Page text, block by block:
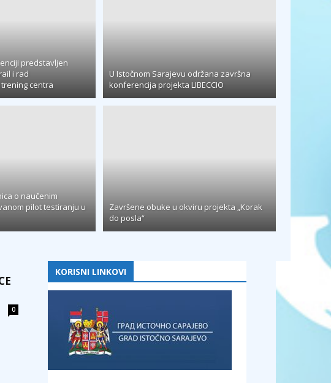
predstavljen
i rad
centra
U Istočnom Sarajevu održana završna
konferencija projekta LIBECCIO
o naučenim
pilot testiranju u
Završene obuke u okviru projekta „Korak
do posla“
0
KORISNI LINKOVI